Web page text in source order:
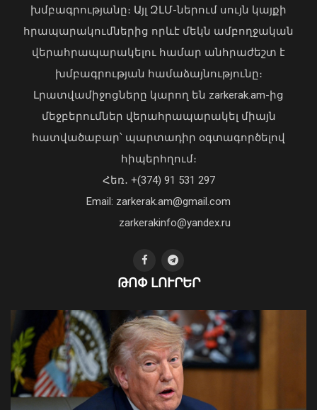
Հանդիսավոր միջոցառման
ուժային կառույցների
մասնակցությամբ բանակային
խաղերի մրցանակակիրներին.
08 Օգոստոս, 2026 20:08
դեմ ծանր պայքարում»․ կյանքից
հեռացել է Արսեն Ասլանյանը
04 Օգոստոս, 2026 19:12
խմբագրությանը։ Այլ ԶԼՄ-ներում սույն կայքի
հրապարակումներից որևէ մեկն ամբողջական
վերահրապարակելու համար անհրաժեշտ է
խմբագրության համաձայնությունը։
Լրատվամիջոցները կարող են zarkerak.am-ից
մեջբերումներ վերահրապարակել միայն
հատվածաբար՝ պարտադիր օգտագործելով
հիպերհղում։
Հեռ․ +(374) 91 531 297
Email: zarkerak.am@gmail.com
zarkerakinfo@yandex.ru
ԹՈՓ ԼՈՒՐԵՐ